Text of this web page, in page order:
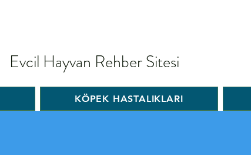
Evcil Hayvan Rehber Sitesi
KÖPEK HASTALIKLARI